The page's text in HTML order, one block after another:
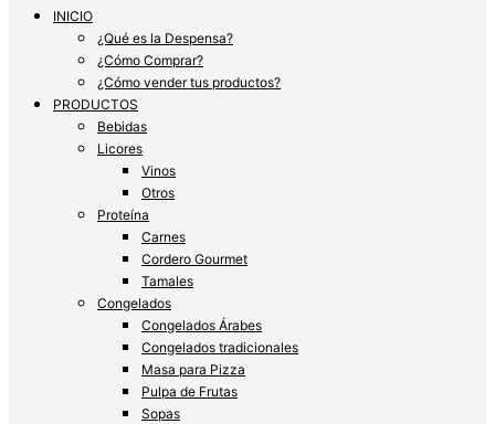
INICIO
¿Qué es la Despensa?
¿Cómo Comprar?
¿Cómo vender tus productos?
PRODUCTOS
Bebidas
Licores
Vinos
Otros
Proteína
Carnes
Cordero Gourmet
Tamales
Congelados
Congelados Árabes
Congelados tradicionales
Masa para Pizza
Pulpa de Frutas
Sopas